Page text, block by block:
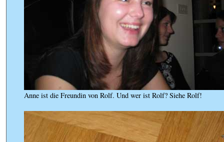
Anne ist die Freundin von Rolf. Und wer ist Rolf? Siehe Rolf!